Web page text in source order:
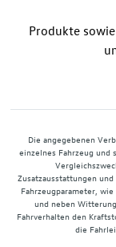
Produkte
Die angegebenen
einzelnes Fahrzeug und
Zusatzausstattungen
Fahrzeugparameter,
und neben
Fahrverhalten den
die